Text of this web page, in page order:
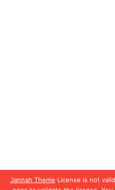
Jannah Theme License is not